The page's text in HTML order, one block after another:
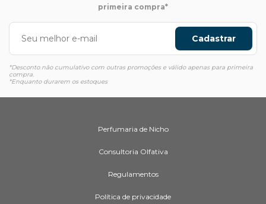
primeira compra*
Cadastrar
*Desconto não cumulativo com outras promoções e válido apenas para primeira
compra.
*Enquanto durarem os estoques
Perfumaria de Nicho
Consultoria Olfativa
Regulamentos
Política de privacidade